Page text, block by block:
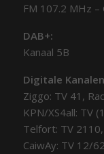
FM 107.2 MHz
DAB+:
Kanaal 5B
Digitale
Ziggo: TV 41,
KPN/XS4all: TV
Telfort: TV
CaiwAy: TV 12/